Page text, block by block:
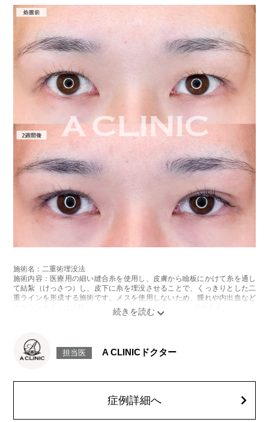
施術名：二重術埋没法
施術内容：医療用の細い縫合糸を使用し、皮膚から瞼板にかけて糸を通し
て結紮（けっさつ）し、皮下に糸を埋没させることで、くっきりとした二
重ラインを形成する施術です。メスを使用しないため、腫れや内出血など
のダウンタイムは比較的少なく、自然な仕上がりが期待できます。
で落ち着いていきますが、個人差があります。また、稀に細菌感染症、左
右差、重瞼ラインの消失・乱れ、縫合糸の露出、結膜腫脹などが生じるこ
アドバンス 2箇所217,800円(税込)～6箇所349,800円(税込)
アペックス シングル437,800円(税込)～ダブル657,800円(税込)
シークレットアイズシングル712,800円(税込)〜ダブル877,800円(税込)
担当医 A CLINICドクター
症例詳細へ